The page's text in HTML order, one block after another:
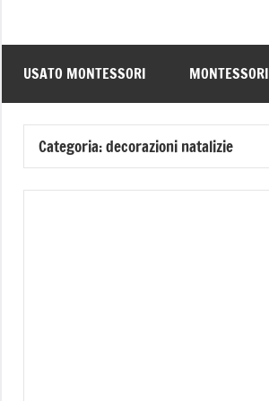
USATO MONTESSORI MONTESSORI
Categoria:decorazioni natalizie